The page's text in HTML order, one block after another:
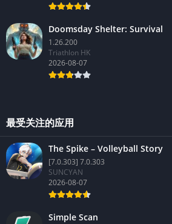
Doomsday Shelter: Survival
1.26.200
Triathlon HK
2026-08-07
最受关注的应用
The Spike – Volleyball Story
[7.0.303] 7.0.303
SUNCYAN
2026-08-07
Simple Scan